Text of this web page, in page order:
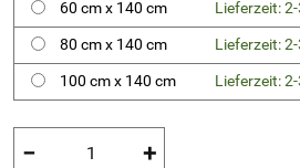
60 cm x 140 cm
Lieferzeit:
80 cm x 140 cm
Lieferzeit:
100 cm x 140 cm
Lieferzeit:
− +